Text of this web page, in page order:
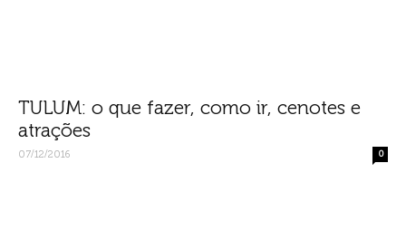
TULUM: o que fazer, como ir, cenotes e
atrações
07/12/2016 0